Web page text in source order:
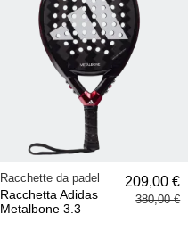
Racchette da padel
Racchetta Adidas
Metalbone 3.3
209,00 €
380,00 €